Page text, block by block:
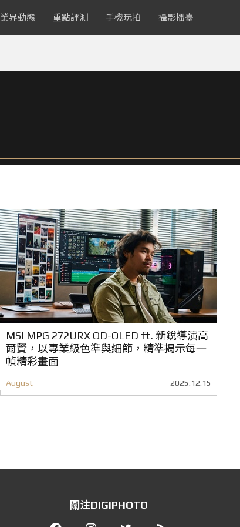
業界動態 重點評測 手機玩拍 攝影擂臺
MSI MPG 272URX QD-OLED ft. 新銳導演高
爾賢，以專業級色準與細節，精準揭示每一
幀精彩畫面
August 2025.12.15
關注DIGIPHOTO